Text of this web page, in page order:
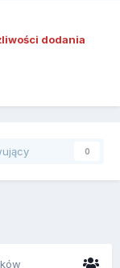
dodania
0